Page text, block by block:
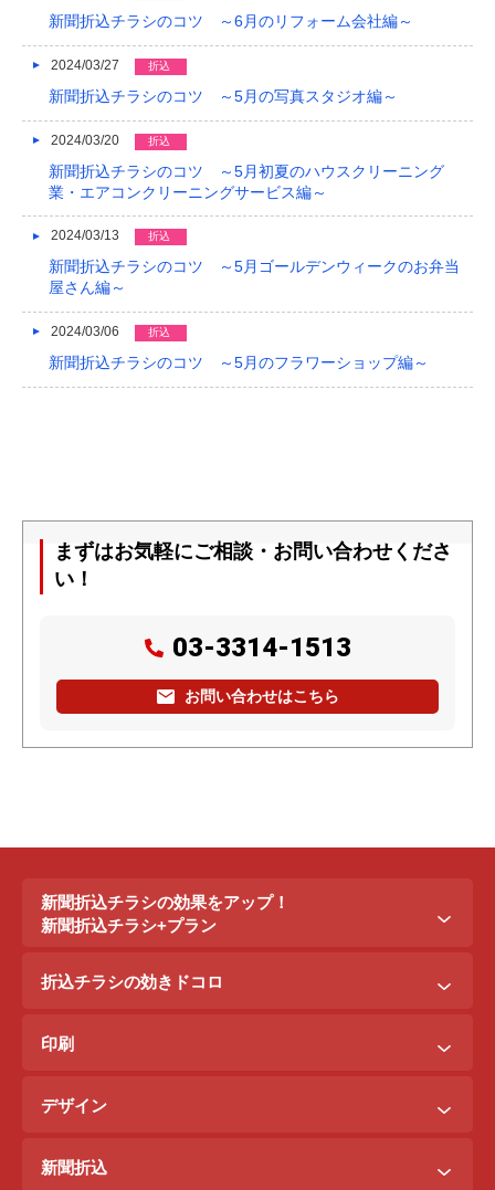
新聞折込チラシのコツ ～6月のリフォーム会社編～
2024/03/27 折込
新聞折込チラシのコツ ～5月の写真スタジオ編～
2024/03/20 折込
新聞折込チラシのコツ ～5月初夏のハウスクリーニング
業・エアコンクリーニングサービス編～
2024/03/13 折込
新聞折込チラシのコツ ～5月ゴールデンウィークのお弁当
屋さん編～
2024/03/06 折込
新聞折込チラシのコツ ～5月のフラワーショップ編～
まずはお気軽にご相談・お問い合わせくださ
い！
03-3314-1513
お問い合わせはこちら
新聞折込チラシの効果をアップ！
新聞折込チラシ+プラン
新聞折込チラシ＋ポステイング
折込チラシ＋駅看板
折込チラシの効きドコロ
折込配布効きドコロ
印刷効きドコロ
印刷
B3料金
B4料金
デザイン
原稿を作るには？
新聞折込